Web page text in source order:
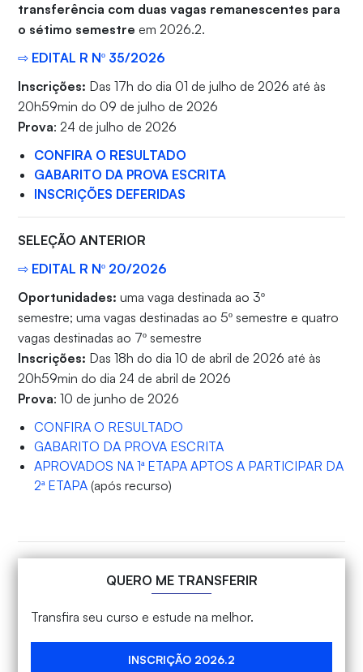
transferência com duas vagas remanescentes para
o sétimo semestre em 2026.2.
⇨ EDITAL R Nº 35/2026
Inscrições: Das 17h do dia 01 de julho de 2026 até às
20h59min do 09 de julho de 2026
Prova: 24 de julho de 2026
CONFIRA O RESULTADO
GABARITO DA PROVA ESCRITA
INSCRIÇÕES DEFERIDAS
SELEÇÃO ANTERIOR
⇨ EDITAL R Nº 20/2026
Oportunidades: uma vaga destinada ao 3º
semestre; uma vagas destinadas ao 5º semestre e quatro
vagas destinadas ao 7º semestre
Inscrições: Das 18h do dia 10 de abril de 2026 até às
20h59min do dia 24 de abril de 2026
Prova: 10 de junho de 2026
CONFIRA O RESULTADO
GABARITO DA PROVA ESCRITA
APROVADOS NA 1ª ETAPA APTOS A PARTICIPAR DA
2ª ETAPA (após recurso)
QUERO ME TRANSFERIR
Transfira seu curso e estude na melhor.
INSCRIÇÃO 2026.2